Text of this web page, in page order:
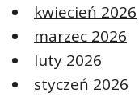
kwiecień 2026
marzec 2026
luty 2026
styczeń 2026